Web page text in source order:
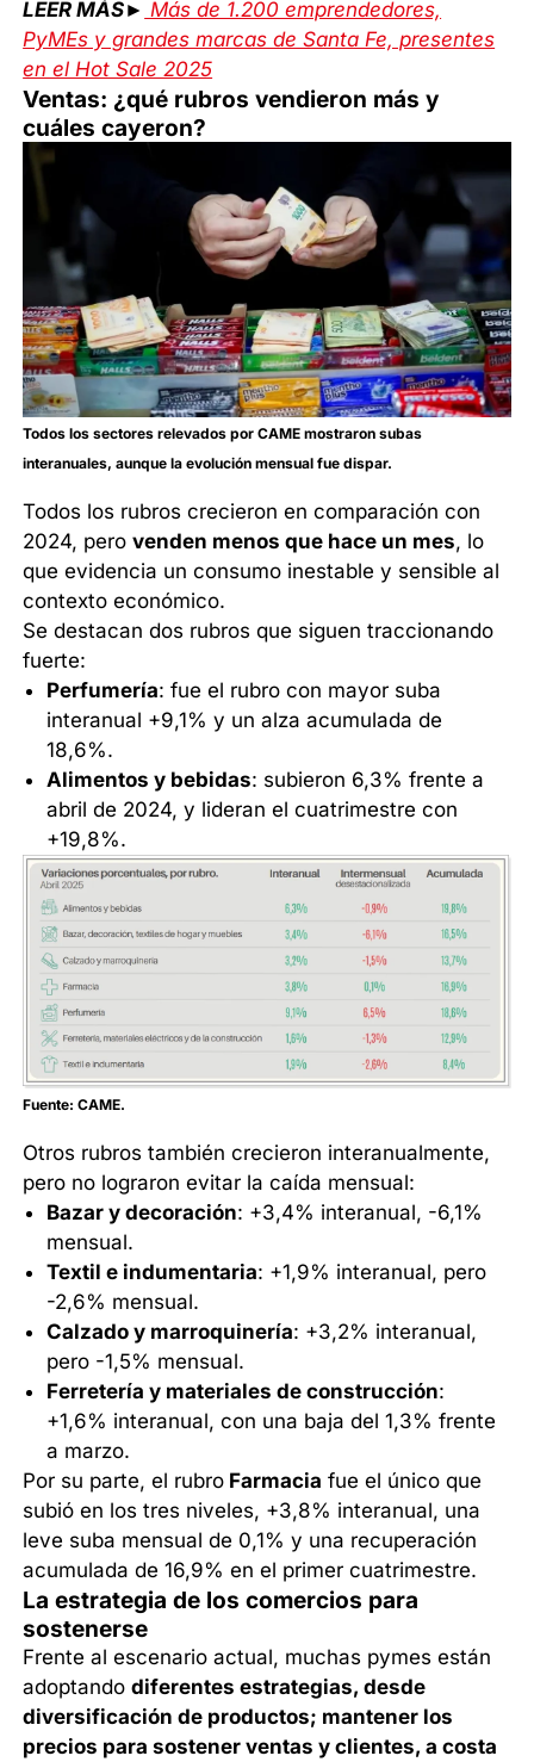
LEER MÁS► Más de 1.200 emprendedores,
PyMEs y grandes marcas de Santa Fe, presentes
en el Hot Sale 2025
Ventas: ¿qué rubros vendieron más y
cuáles cayeron?
Todos los sectores relevados por CAME mostraron subas
interanuales, aunque la evolución mensual fue dispar.
Todos los rubros crecieron en comparación con
2024, perovenden menos que hace un mes, lo
que evidencia un consumo inestable y sensible al
contexto económico.
Se destacan dos rubros que siguen traccionando
fuerte:
Perfumería: fue el rubro con mayor suba
interanual +9,1% y un alza acumulada de
18,6%.
Alimentos y bebidas: subieron 6,3% frente a
abril de 2024, y lideran el cuatrimestre con
+19,8%.
Fuente: CAME.
Otros rubros también crecieron interanualmente,
pero no lograron evitar la caída mensual:
Bazar y decoración: +3,4% interanual, -6,1%
mensual.
Textil e indumentaria: +1,9% interanual, pero
-2,6% mensual.
Calzado y marroquinería: +3,2% interanual,
pero -1,5% mensual.
Ferretería y materiales de construcción:
+1,6% interanual, con una baja del 1,3% frente
a marzo.
Por su parte, el rubro Farmacia fue el único que
subió en los tres niveles, +3,8% interanual, una
leve suba mensual de 0,1% y una recuperación
acumulada de 16,9% en el primer cuatrimestre.
La estrategia de los comercios para
sostenerse
Frente al escenario actual, muchas pymes están
adoptandodiferentes estrategias, desde
diversificación de productos; mantener los
precios para sostener ventas y clientes, a costa